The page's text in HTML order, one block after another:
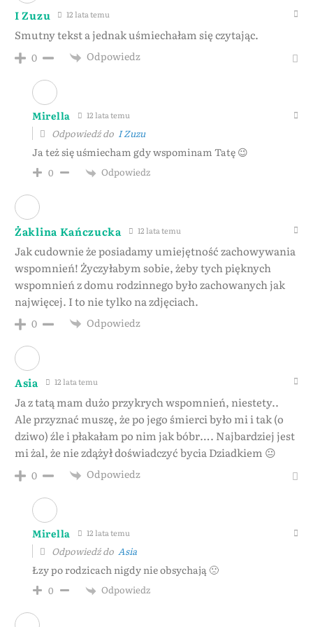
I Zuzu 12 lata temu
Smutny tekst a jednak uśmiechałam się czytając.
0 Odpowiedz
Mirella 12 lata temu
Odpowiedź do I Zuzu
Ja też się uśmiecham gdy wspominam Tatę 😉
0 Odpowiedz
Żaklina Kańczucka 12 lata temu
Jak cudownie że posiadamy umiejętność zachowywania
wspomnień! Życzyłabym sobie, żeby tych pięknych
wspomnień z domu rodzinnego było zachowanych jak
najwięcej. I to nie tylko na zdjęciach.
0 Odpowiedz
Asia 12 lata temu
Ja z tatą mam dużo przykrych wspomnień, niestety..
Ale przyznać muszę, że po jego śmierci było mi i tak (o
dziwo) źle i płakałam po nim jak bóbr…. Najbardziej jest
mi żal, że nie zdążył doświadczyć bycia Dziadkiem 😐
0 Odpowiedz
Mirella 12 lata temu
Odpowiedź do Asia
Łzy po rodzicach nigdy nie obsychają 🙁
0 Odpowiedz